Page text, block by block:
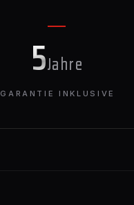
5Jahre
GARANTIE INKLUSIVE